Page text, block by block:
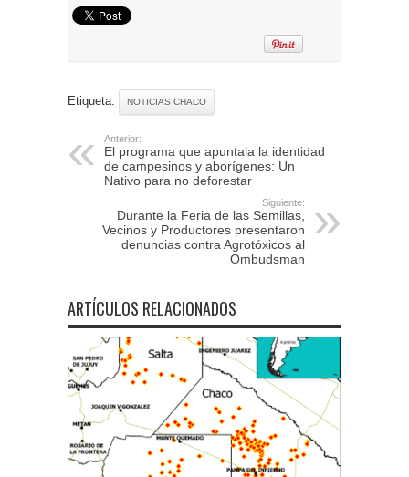
Etiqueta: NOTICIAS CHACO
Anterior:
El programa que apuntala la identidad
de campesinos y aborígenes: Un
Nativo para no deforestar
Siguiente:
Durante la Feria de las Semillas,
Vecinos y Productores presentaron
denuncias contra Agrotóxicos al
Ombudsman
ARTÍCULOS RELACIONADOS